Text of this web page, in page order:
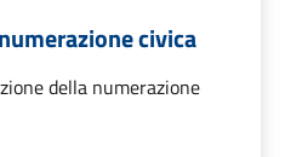
civica
della numerazione